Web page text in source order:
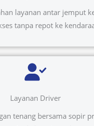
layanan antar jemput
tanpa repot ke
Layanan Driver
tenang bersama sopir